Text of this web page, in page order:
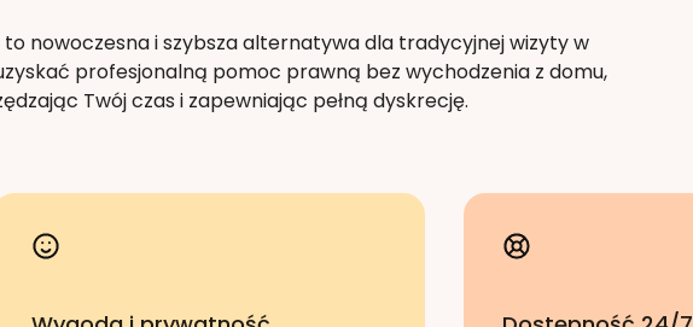
to nowoczesna i szybsza alternatywa dla tradycyjnej wizyty w
profesjonalną pomoc prawną bez wychodzenia z domu,
Twój czas i zapewniając pełną dyskrecję.